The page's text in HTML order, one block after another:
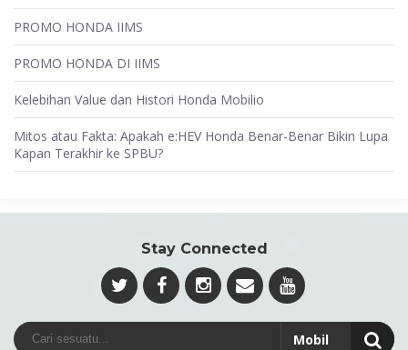
PROMO HONDA IIMS
PROMO HONDA DI IIMS
Kelebihan Value dan Histori Honda Mobilio
Mitos atau Fakta: Apakah e:HEV Honda Benar-Benar Bikin Lupa
Kapan Terakhir ke SPBU?
Stay Connected